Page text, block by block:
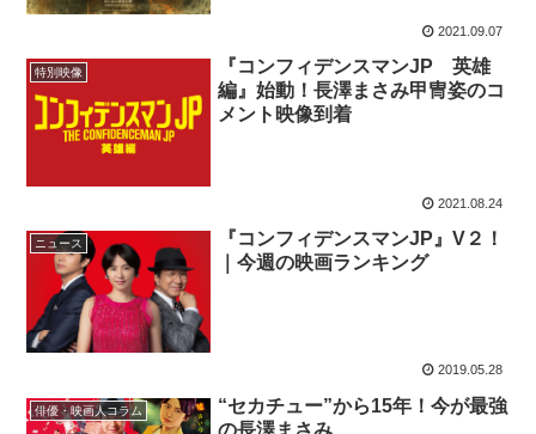
2021.09.07
特別映像
『コンフィデンスマンJP 英雄
編』始動！長澤まさみ甲冑姿のコ
メント映像到着
2021.08.24
ニュース
『コンフィデンスマンJP』V２！
｜今週の映画ランキング
2019.05.28
俳優・映画人コラム
“セカチュー”から15年！今が最強
の長澤まさみ